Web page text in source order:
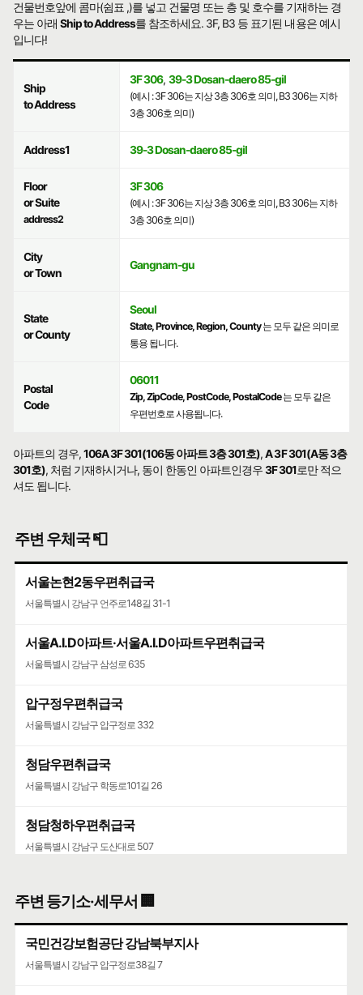
건물번호앞에 콤마(쉼표 ,)를 넣고 건물명 또는 층 및 호수를 기재하는 경
우는 아래Ship to Address를 참조하세요. 3F, B3 등 표기된 내용은 예시
입니다!
Ship
to Address
3F 306, 39-3 Dosan-daero 85-gil
(예시 : 3F 306는 지상 3층 306호 의미, B3 306는 지하
3층 306호 의미)
Address1 39-3 Dosan-daero 85-gil
Floor
or Suite
address2
3F 306
(예시 : 3F 306는 지상 3층 306호 의미, B3 306는 지하
3층 306호 의미)
City
or Town
Gangnam-gu
State
or County
Seoul
State, Province, Region, County는 모두 같은 의미로
통용 됩니다.
Postal
Code
06011
Zip, ZipCode, PostCode, PostalCode는 모두 같은
우편번호로 사용됩니다.
아파트의 경우,106A 3F 301(106동 아파트 3층 301호),A 3F 301(A동 3층
301호), 처럼 기재하시거나, 동이 한동인 아파트인경우3F 301로만 적으
셔도 됩니다.
주변 우체국 📮
서울논현2동우편취급국
서울특별시 강남구 언주로148길 31-1
서울A.I.D아파트·서울A.I.D아파트우편취급국
서울특별시 강남구 삼성로 635
압구정우편취급국
서울특별시 강남구 압구정로 332
청담우편취급국
서울특별시 강남구 학동로101길 26
청담청하우편취급국
서울특별시 강남구 도산대로 507
주변 등기소·세무서 🏢
국민건강보험공단 강남북부지사
서울특별시 강남구 압구정로38길 7